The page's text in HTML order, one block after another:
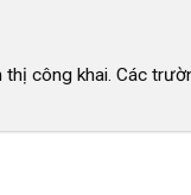
thị công khai. Các